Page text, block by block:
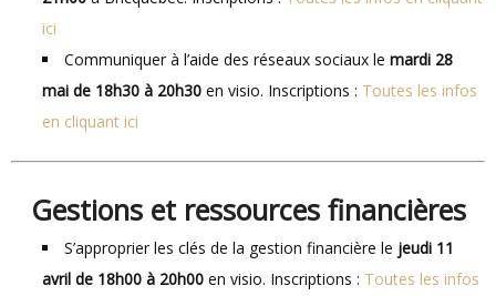
ici
Communiquer à l’aide des réseaux sociaux le mardi 28
mai de 18h30 à 20h30 en visio. Inscriptions : Toutes les infos
en cliquant ici
Gestions et ressources financières
S’approprier les clés de la gestion financière le jeudi 11
avril de 18h00 à 20h00 en visio. Inscriptions : Toutes les infos